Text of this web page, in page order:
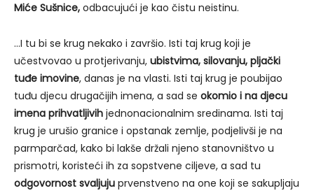
Miće Sušnice, odbacujući je kao čistu neistinu.
…I tu bi se krug nekako i završio. Isti taj krug koji je
učestvovao u protjerivanju, ubistvima, silovanju, pljački
tuđe imovine, danas je na vlasti. Isti taj krug je poubijao
tuđu djecu drugačijih imena, a sad se okomio i na djecu
imena prihvatljivih jednonacionalnim sredinama. Isti taj
krug je urušio granice i opstanak zemlje, podjelivši je na
parmparčad, kako bi lakše držali njeno stanovništvo u
prismotri, koristeći ih za sopstvene ciljeve, a sad tu
odgovornost svaljuju prvenstveno na one koji se sakupljaju